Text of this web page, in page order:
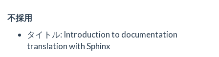
不採用
タイトル: Introduction to documentation
translation with Sphinx